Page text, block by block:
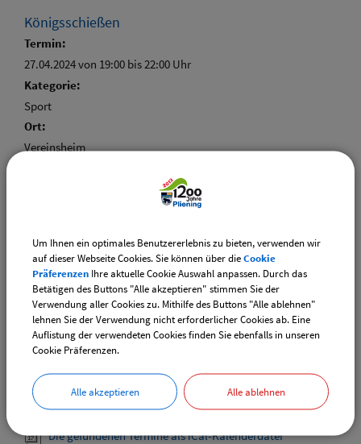
Königsschießen
Termin:
27.04.2024 von 19:00 bis 22:00 Uhr
Kategorie:
Sport
Ort:
Vereinsheim
Weiterführende Links
Adventsmarkt Hofladen Burghart
CSU-Ortshauptversammlung
Die gefundenen Termine als VCS-Kalenderdatei
downloaden
Die gefundenen Termine als iCal-Kalenderdatei
Um Ihnen ein optimales Benutzererlebnis zu bieten, verwenden wir
auf dieser Webseite Cookies. Sie können über dieCookie
Präferenzen Ihre aktuelle Cookie Auswahl anpassen. Durch das
Betätigen des Buttons "Alle akzeptieren" stimmen Sie der
Verwendung aller Cookies zu. Mithilfe des Buttons "Alle ablehnen"
lehnen Sie der Verwendung nicht erforderlicher Cookies ab. Eine
Auflistung der verwendeten Cookies finden Sie ebenfalls in unseren
Cookie Präferenzen.
Alle akzeptieren Alle ablehnen